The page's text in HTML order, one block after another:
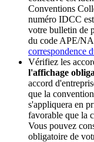
Conventions
numéro IDCC
votre bulletin de
du code APE/
correspondence
Vérifiez les
l'affichage
accord
que la
s'appliquera en
favorable que la
Vous pouvez
obligatoire de